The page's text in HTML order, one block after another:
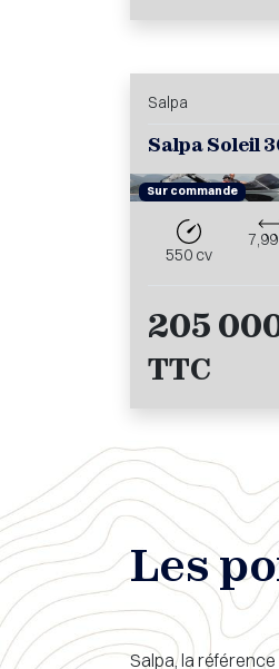
Salpa
Salpa Soleil
Sur commande
550 cv
205
TTC
Les
Salpa, la